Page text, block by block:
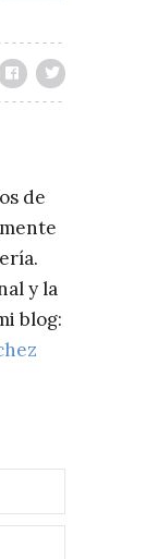
de
y la
blog: